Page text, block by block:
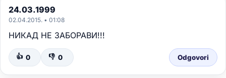
24.03.1999
02.04.2015. • 01:08
НИКАД НЕ ЗАБОРАВИ!!!
👍 0 👎 0 Odgovori